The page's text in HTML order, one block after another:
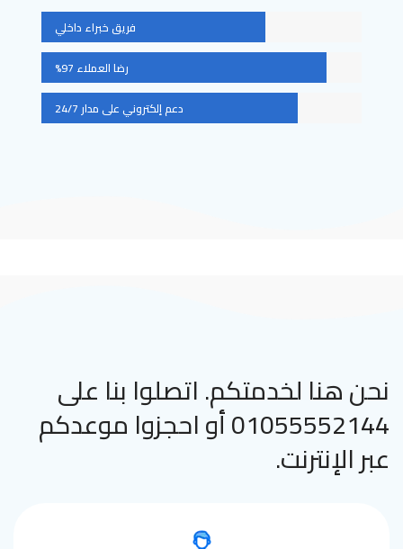
فريق خبراء داخلي
رضا العملاء 97%
دعم إلكتروني على مدار 24/7
نحن هنا لخدمتكم. اتصلوا بنا على
01055552144 أو احجزوا موعدكم
عبر الإنترنت.